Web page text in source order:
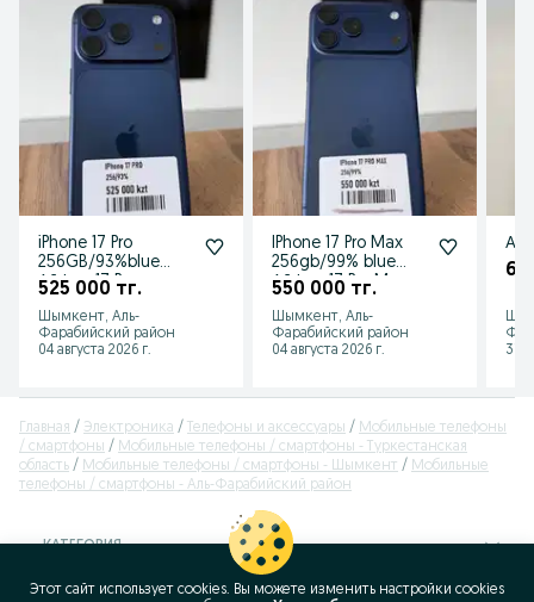
iPhone 17 Pro
256GB/93%blue
Айфон 17 Pro
525 000 тг.
Шымкент, Аль-
Фарабийский район
04 августа 2026 г.
IPhone 17 Pro Max
256gb/99% blue
Айфон 17 Pro Max
550 000 тг.
Шымкент, Аль-
Фарабийский район
04 августа 2026 г.
31
Главная Электроника Телефоны и аксессуары
Мобильные телефоны
/ смартфоны
Мобильные телефоны / смартфоны - Туркестанская
область
Мобильные телефоны / смартфоны - Шымкент
Мобильные
телефоны / смартфоны - Аль-Фарабийский район
КАТЕГОРИЯ
Этот сайт использует cookies. Вы можете изменить настройки cookies